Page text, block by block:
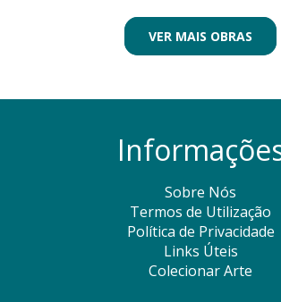
VER MAIS OBRAS
Sobre Nós
Termos de Utilização
Política de Privacidade
Links Úteis
Colecionar Arte